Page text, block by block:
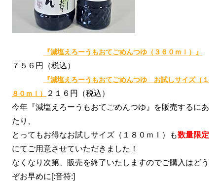
『減塩えろーうもおてごめんつゆ（３６０ｍｌ）』
７５６円（税込）
『減塩えろーうもおてごめんつゆ お試しサイズ（１
８０ｍｌ）
２１６円（税込）
今年『減塩えろーうもおてごめんつゆ』を販売するにあ
たり、
とってもお得なお試しサイズ（１８０ｍｌ）も数量限定
にてご用意させていただきました！
なくなり次第、販売を終了いたしますのでご購入はどう
ぞお早めに[:音符:]